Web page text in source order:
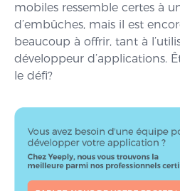
mobiles ressemble certes à
d’embûches, mais il est
beaucoup à offrir, tant à
développeur d’applications.
le défi?